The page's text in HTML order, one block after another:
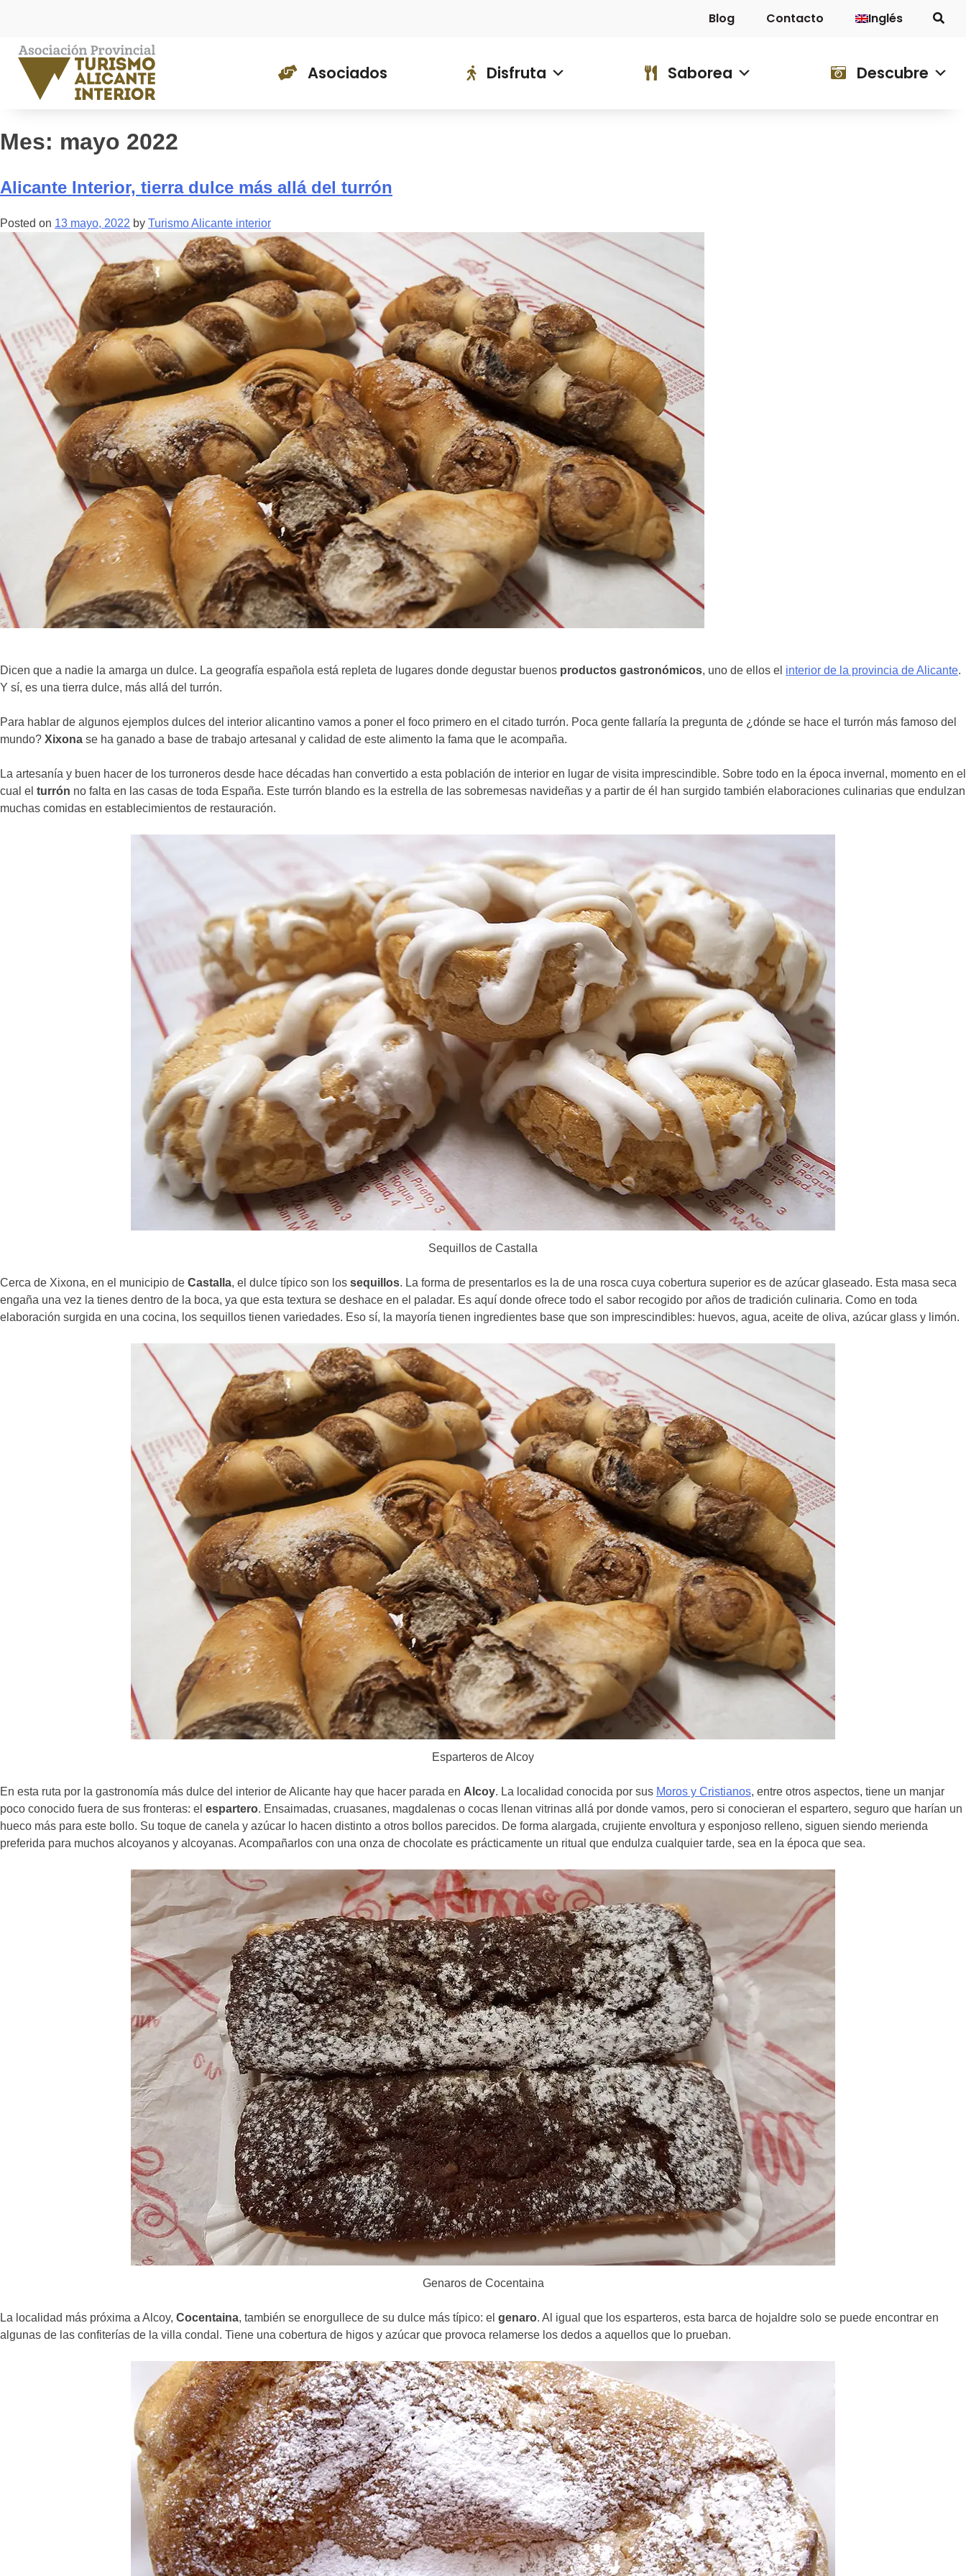
Blog Contacto Inglés
Asociados Disfruta Saborea Descubre
Descubre Blog Contacto
Mes: mayo 2022
Alicante Interior, tierra dulce más allá del turrón
Posted on 13 mayo, 2022 by Turismo Alicante interior
Dicen que a nadie la amarga un dulce. La geografía española está repleta de lugares donde degustar buenos productos gastronómicos, uno de ellos el interior de la provincia de Alicante.
Y sí, es una tierra dulce, más allá del turrón.
Para hablar de algunos ejemplos dulces del interior alicantino vamos a poner el foco primero en el citado turrón. Poca gente fallaría la pregunta de ¿dónde se hace el turrón más famoso del
mundo? Xixona se ha ganado a base de trabajo artesanal y calidad de este alimento la fama que le acompaña.
La artesanía y buen hacer de los turroneros desde hace décadas han convertido a esta población de interior en lugar de visita imprescindible. Sobre todo en la época invernal, momento en el
cual el turrón no falta en las casas de toda España. Este turrón blando es la estrella de las sobremesas navideñas y a partir de él han surgido también elaboraciones culinarias que endulzan
muchas comidas en establecimientos de restauración.
Sequillos de Castalla
Cerca de Xixona, en el municipio de Castalla, el dulce típico son los sequillos. La forma de presentarlos es la de una rosca cuya cobertura superior es de azúcar glaseado. Esta masa seca
engaña una vez la tienes dentro de la boca, ya que esta textura se deshace en el paladar. Es aquí donde ofrece todo el sabor recogido por años de tradición culinaria. Como en toda
elaboración surgida en una cocina, los sequillos tienen variedades. Eso sí, la mayoría tienen ingredientes base que son imprescindibles: huevos, agua, aceite de oliva, azúcar glass y limón.
Esparteros de Alcoy
En esta ruta por la gastronomía más dulce del interior de Alicante hay que hacer parada en Alcoy. La localidad conocida por sus Moros y Cristianos, entre otros aspectos, tiene un manjar
poco conocido fuera de sus fronteras: el espartero. Ensaimadas, cruasanes, magdalenas o cocas llenan vitrinas allá por donde vamos, pero si conocieran el espartero, seguro que harían un
hueco más para este bollo. Su toque de canela y azúcar lo hacen distinto a otros bollos parecidos. De forma alargada, crujiente envoltura y esponjoso relleno, siguen siendo merienda
preferida para muchos alcoyanos y alcoyanas. Acompañarlos con una onza de chocolate es prácticamente un ritual que endulza cualquier tarde, sea en la época que sea.
Genaros de Cocentaina
La localidad más próxima a Alcoy, Cocentaina, también se enorgullece de su dulce más típico: el genaro. Al igual que los esparteros, esta barca de hojaldre solo se puede encontrar en
algunas de las confiterías de la villa condal. Tiene una cobertura de higos y azúcar que provoca relamerse los dedos a aquellos que lo prueban.